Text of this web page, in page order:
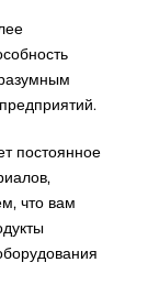
постоянное
что вам